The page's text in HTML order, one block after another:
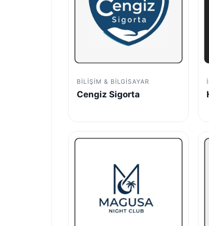
BILIŞIM & BILGISAYAR
Cengiz Sigorta